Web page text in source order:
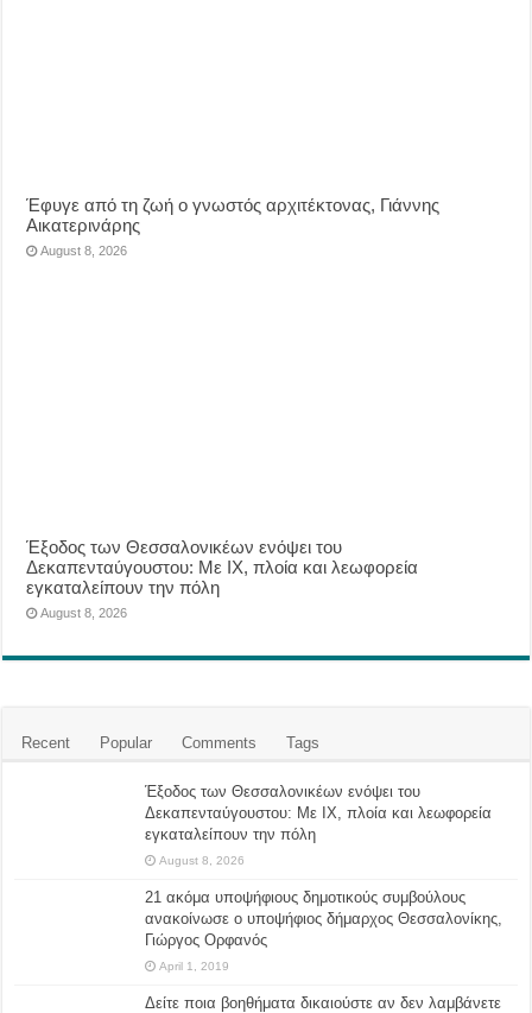
Έφυγε από τη ζωή ο γνωστός αρχιτέκτονας, Γιάννης
Αικατερινάρης
August 8, 2026
Έξοδος των Θεσσαλονικέων ενόψει του
Δεκαπενταύγουστου: Με ΙΧ, πλοία και λεωφορεία
εγκαταλείπουν την πόλη
August 8, 2026
Recent Popular Comments Tags
Έξοδος των Θεσσαλονικέων ενόψει του
Δεκαπενταύγουστου: Με ΙΧ, πλοία και λεωφορεία
εγκαταλείπουν την πόλη
August 8, 2026
21 ακόμα υποψήφιους δημοτικούς συμβούλους
ανακοίνωσε ο υποψήφιος δήμαρχος Θεσσαλονίκης,
Γιώργος Ορφανός
April 1, 2019
Δείτε ποια βοηθήματα δικαιούστε αν δεν λαμβάνετε